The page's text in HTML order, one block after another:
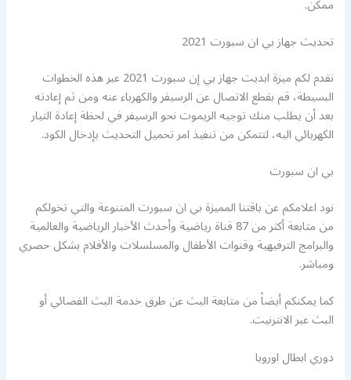
تحديث جهاز بي ان سبورت 2021
نقدم لكم ميزة ابديت جهاز بي إن سبورت 2021 عبر هذه الخطوات
البسيطة، قم بقطع الاتصال عن الرسيفر والكهرباء عنه ومن ثم إعادته
بعد أن يطلب منك توجيه الريموت نحو الرسيفر في لحظة إعادة التيار
الكهربائي اليه، لتتمكن من تنفيذ امر تحميل التحديث بإدخال الكود.
بي ان سبورت
نود اعلامكم عن باقتنا المميزة بي ان سبورت المتنوعة والتي تخولكم
من متابعة أكثر من 87 قناة رياضية وأحدث الأخبار الرياضية والعالمية
والبرامج الترفيهية وقنوات الأطفال والمسلسلات والأفلام بشكل حصري
ومباشر.
كما يمكنكم أيضاً من متابعة البث عن طرق خدمة البث الفضائي أو
البث عبر الانترنيت.
دوري ابطال اوروبا